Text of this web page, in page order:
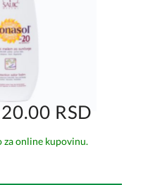
RSD
za online kupovinu.